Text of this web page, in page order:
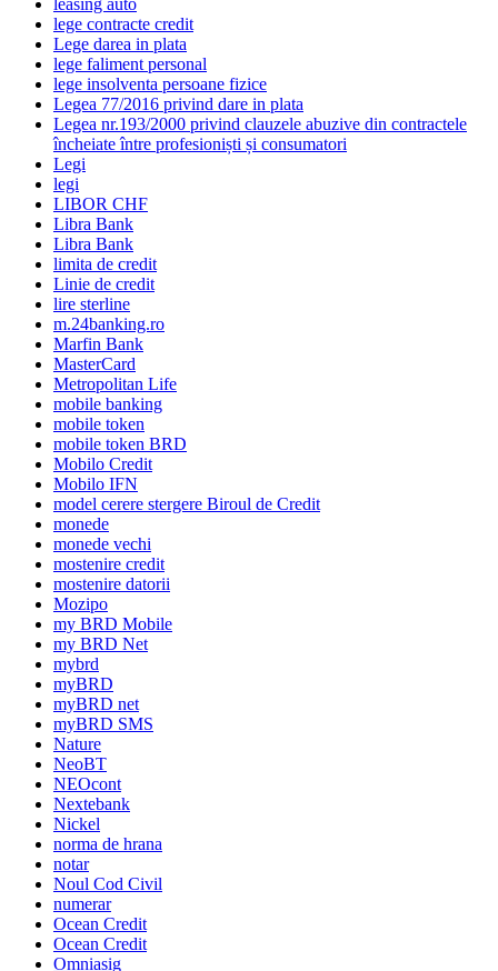
leasing auto
lege contracte credit
Lege darea in plata
lege faliment personal
lege insolventa persoane fizice
Legea 77/2016 privind dare in plata
Legea nr.193/2000 privind clauzele abuzive din contractele
încheiate între profesioniști și consumatori
Legi
legi
LIBOR CHF
Libra Bank
Libra Bank
limita de credit
Linie de credit
lire sterline
m.24banking.ro
Marfin Bank
MasterCard
Metropolitan Life
mobile banking
mobile token
mobile token BRD
Mobilo Credit
Mobilo IFN
model cerere stergere Biroul de Credit
monede
monede vechi
mostenire credit
mostenire datorii
Mozipo
my BRD Mobile
my BRD Net
mybrd
myBRD
myBRD net
myBRD SMS
Nature
NeoBT
NEOcont
Nextebank
Nickel
norma de hrana
notar
Noul Cod Civil
numerar
Ocean Credit
Ocean Credit
Omniasig